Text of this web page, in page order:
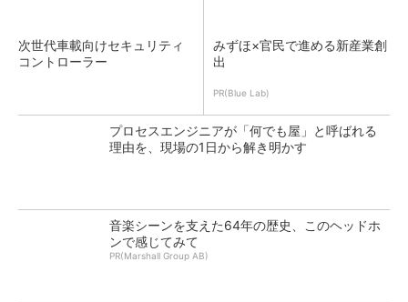
次世代車載向けセキュリティ
コントローラー
みずほ×官民で進める新産業創
出
PR(Blue Lab)
プロセスエンジニアが「何でも屋」と呼ばれる
理由を、現場の1日から解き明かす
音楽シーンを支えた64年の歴史、このヘッドホ
ンで感じてみて
PR(Marshall Group AB)